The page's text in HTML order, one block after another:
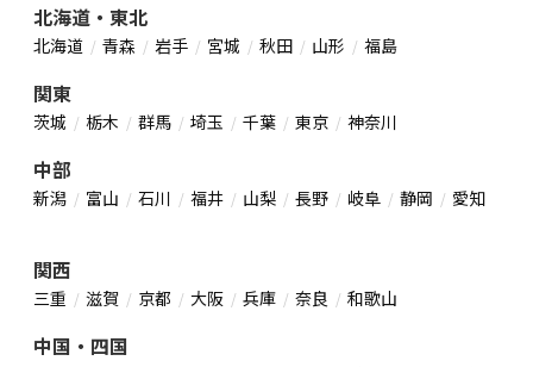
北海道・東北
北海道 青森 岩手 宮城 秋田 山形 福島
関東
茨城 栃木 群馬 埼玉 千葉 東京 神奈川
中部
新潟 富山 石川 福井 山梨 長野 岐阜 静岡 愛知
関西
三重 滋賀 京都 大阪 兵庫 奈良 和歌山
中国・四国